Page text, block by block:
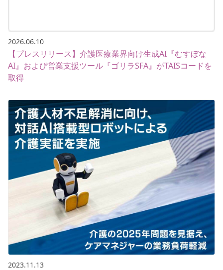
2026.06.10
【プレスリリース】介護医療業界向け生成AI『むすぼな
AI』および営業支援ツール『ゴリラSFA』がTAISコードを
取得
2023.11.13